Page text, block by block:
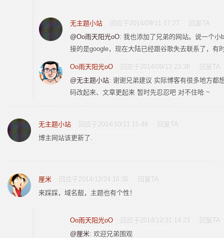
无主题小站 回应于2014/09/11 17:27
回复TA
@Oo雨天阳光oO: 我也添加了兄弟的网站。说一个
接的是google，现在大陆已经跟谷歌失去联系了，有
Oo雨天阳光oO 回应于2014/09/13 23:38
回复TA
@无主题小站: 谢谢兄弟建议 实际博客有很多地方都
码改起来、文章更起来 暂时先忍忍吧 对不住哈 ~
无主题小站 回应于2014/10/11 15:48
回复TA
博主网站该更新了.
厘米 回应于2014/12/24 16:35
回复TA
来踩踩，域名靓，主题也有个性！
Oo雨天阳光oO 回应于2014/12/31 14:23
回复TA
@厘米: 欢迎兄弟围观